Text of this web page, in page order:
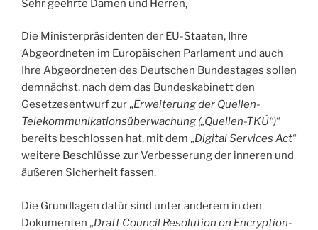
Sehr geehrte Damen und Herren,
Die Ministerpräsidenten der EU-Staaten, Ihre
Abgeordneten im Europäischen Parlament und auch
Ihre Abgeordneten des Deutschen Bundestages sollen
demnächst, nach dem das Bundeskabinett den
Gesetzesentwurf zur „Erweiterung der Quellen-
Telekommunikationsüberwachung („Quellen-TKÜ“)“
bereits beschlossen hat, mit dem „Digital Services Act“
weitere Beschlüsse zur Verbesserung der inneren und
äußeren Sicherheit fassen.
Die Grundlagen dafür sind unter anderem in den
Dokumenten „Draft Council Resolution on Encryption-